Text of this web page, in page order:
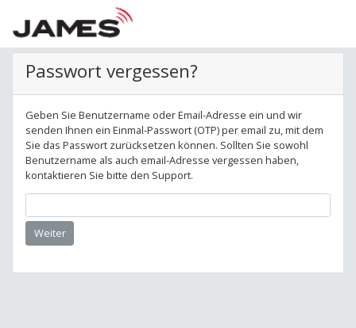
Passwort vergessen?
Geben Sie Benutzername oder Email-Adresse ein und wir
senden Ihnen ein Einmal-Passwort (OTP) per email zu, mit dem
Sie das Passwort zurücksetzen können. Sollten Sie sowohl
Benutzername als auch email-Adresse vergessen haben,
kontaktieren Sie bitte den Support.